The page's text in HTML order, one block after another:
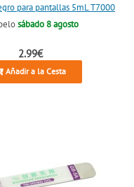
para pantallas 5mL T7000
sábado 8 agosto
2.99€
Añadir a la Cesta